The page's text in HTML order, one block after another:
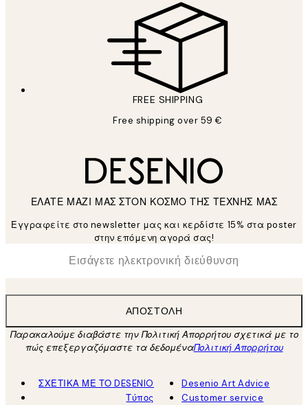
FREE SHIPPING
Free shipping over 59 €
ΕΛΑΤΕ ΜΑΖΙ ΜΑΣ ΣΤΟΝ ΚΟΣΜΟ ΤΗΣ ΤΕΧΝΗΣ ΜΑΣ
Εγγραφείτε στο newsletter μας και κερδίστε 15% στα poster
στην επόμενη αγορά σας!
Ηλεκτρονική Διεύθυνση
ΑΠΟΣΤΟΛΉ
Παρακαλούμε διαβάστε την Πολιτική Απορρήτου σχετικά με το
πώς επεξεργαζόμαστε τα δεδομέναΠολιτική Απορρήτου
ΣΧΕΤΙΚΑ ΜΕ ΤΟ DESENIO
Τύπος
Desenio Art Advice
Customer service